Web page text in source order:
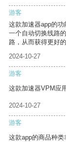
游客
这款加速器app的
一个自动切换线路
路，从而获得更好
2024-10-27
游客
这款加速器VPM应
2024-10-27
游客
这款app的商品种类